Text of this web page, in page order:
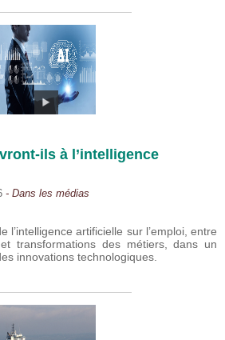
ils à l’intelligence
- Dans les médias
l’intelligence artificielle sur l’emploi, entre
transformations des métiers, dans un
innovations technologiques.